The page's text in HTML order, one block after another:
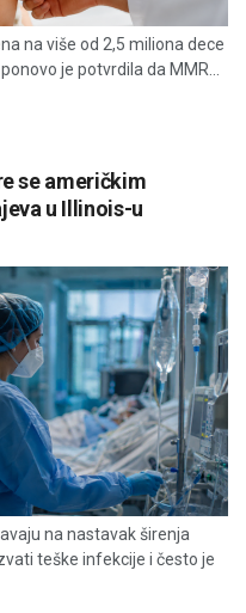
na više od 2,5 miliona dece
je potvrdila da MMR...
se američkim
u Illinois-u
na nastavak širenja
teške infekcije i često je